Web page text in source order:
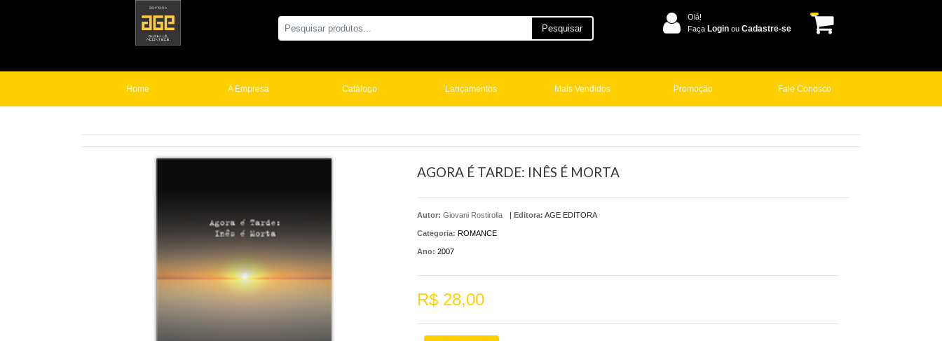
Pesquisar
Olá!
Faça Login ou Cadastre-se
Home A Empresa Catálogo Lançamentos Mais Vendidos Promoção Fale Conosco
AGORA É TARDE: INÊS É MORTA
Autor: Giovani Rostirolla | Editora: AGE EDITORA
Categoria: ROMANCE
Ano: 2007
R$ 28,00